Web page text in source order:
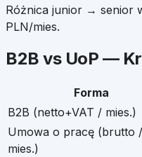
Różnica junior → senior
PLN/mies.
B2B vs UoP —
Forma
B2B (netto+VAT / mies.)
Umowa o pracę (brutto /
mies.)